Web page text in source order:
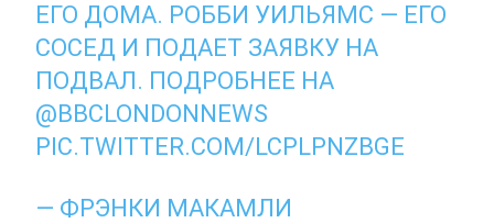
ЕГО ДОМА. РОББИ УИЛЬЯМС — ЕГО
СОСЕД И ПОДАЕТ ЗАЯВКУ НА
ПОДВАЛ. ПОДРОБНЕЕ НА
@BBCLONDONNEWS
PIC.TWITTER.COM/LCPLPNZBGE
— ФРЭНКИ МАКАМЛИ